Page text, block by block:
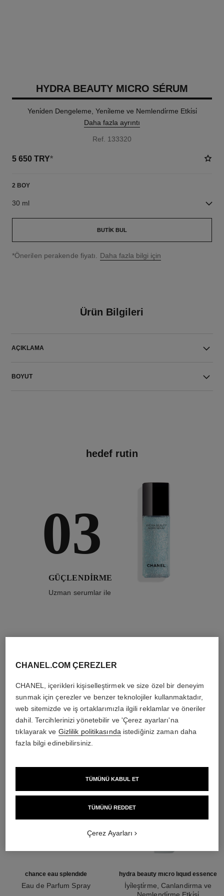
HYDRA BEAUTY MICRO SÉRUM
Yeni̇den Dengeleme, Yeni̇leme ve Nemlendi̇rme Etki̇si̇
Daha fazla ayrıntı
Ref. 133320
5 650 TRY*
2 BOY
30 ml
BUTIK BUL
↩
*Önerilen perakende fiyatı. Daha fazla bilgi için
Ürün Bilgileri
AÇIKLAMA
BOYUT
hedef ruti̇n
03
GÜÇLENDİRME
Uzman serumlar ile
3/4
THE PERFECT MATCH
chance eau splendide
Eau de Parfum Spray
hydra beauty micro liquid essence
İyi̇leşti̇rme, Canlandirma ve
Nemlendi̇rme Etki̇si̇
CHANEL.COM ÇEREZLER
CHANEL, içerikleri kişiselleştirmek ve size özel bir deneyim
sunmak için çerezler ve benzer teknolojiler kullanmaktadır,
web sitemizde ve iş ortaklarımızla ilgili reklamlar ve öneriler
dahil. Tercihlerinizi yönetebilir ve 'Çerez ayarları'na
tıklayarak ve Gizlilik politikasında istediğiniz zaman daha
fazla bilgi edinebilirsiniz.
TÜMÜNÜ REDDET
TÜMÜNÜ KABUL ET
Çerez Ayarları